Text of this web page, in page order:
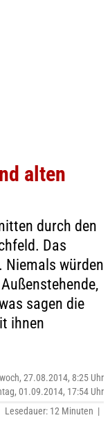
alten
durch den
Das
Niemals würden
sagen die
ihnen
27.08.2014, 8:25 Uhr
01.09.2014, 17:54 Uhr
Lesedauer: 12 Minuten |